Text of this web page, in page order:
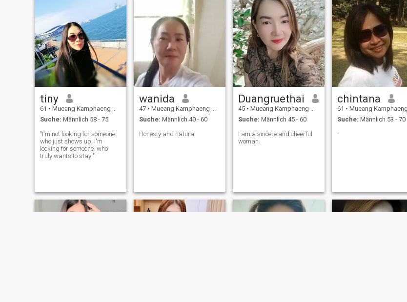
kümmere mich um mein
Zuhause. Ich bin derzeit
Single und bereit für eine
stabile, langfristige
Beziehung.
tiny
61 • Mueang Kamphaeng Phet, Kamphaeng Phet, Thailand
Suche: Männlich 58 - 75
"I'm not looking for someone
who just shows up, I'm
looking for someone. who
truly wants to stay "
wanida
47 • Mueang Kamphaeng Phet, Kamphaeng Phet, Thailand
Suche: Männlich 40 - 60
Honesty and natural
Duangruethai
45 • Mueang Kamphaeng Phet, Kamphaeng Phet, Thailand
Suche: Männlich 45 - 60
I am a sincere and cheerful
woman.
chintana
61 • Mueang Kamphaeng Phet, Kamphaeng Phet, Thailand
Suche: Männlich 53 - 70
-